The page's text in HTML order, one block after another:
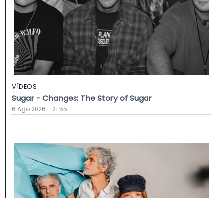
VÍDEOS
Sugar - Changes: The Story of Sugar
6 Ago 2026 - 21:55